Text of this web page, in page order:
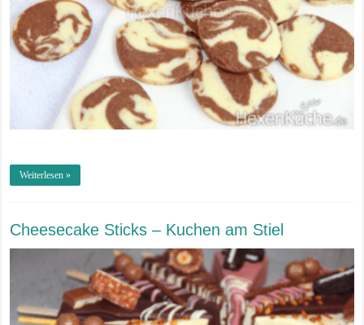
Weiterlesen »
Cheesecake Sticks – Kuchen am Stiel